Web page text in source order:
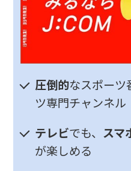
圧倒的なスポーツ
ツ専門チャンネル
テレビでも、 スマ
が楽しめる